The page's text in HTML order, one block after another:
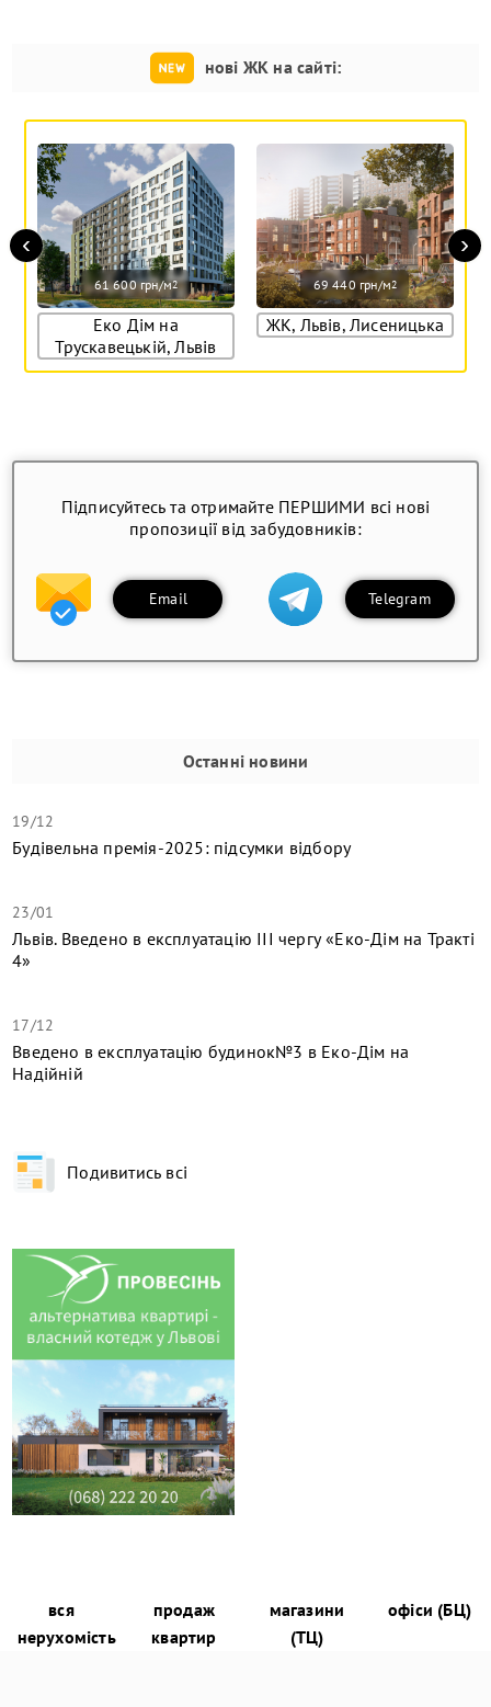
нові ЖК на сайті:
61 600 грн/м2
Еко Дім на
Трускавецькій, Львів
69 440 грн/м2
ЖК, Львів, Лисеницька
‹ ›
Підписуйтесь та отримайте ПЕРШИМИ всі нові
пропозиції від забудовників:
Email Telegram
Останні новини
19/12
Будівельна премія-2025: підсумки відбору
23/01
Львів. Введено в експлуатацію ІІІ чергу «Еко-Дім на Тракті
4»
17/12
​Введено в експлуатацію будинок№3 в Еко-Дім на
Надійній
Подивитись всі
вся
нерухомість
продаж
квартир
магазини
(ТЦ)
офіси (БЦ)